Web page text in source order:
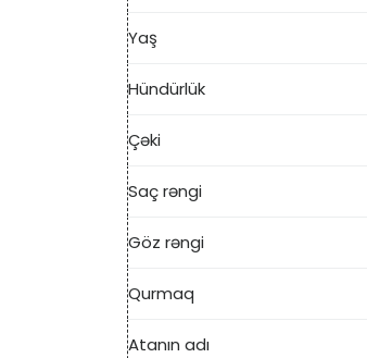
Yaş
Hündürlük
Çəki
Saç rəngi
Göz rəngi
Qurmaq
Atanın adı